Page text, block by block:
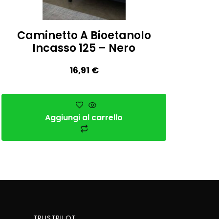
Caminetto A Bioetanolo
Incasso 125 – Nero
16,91 €
Aggiungi al carrello